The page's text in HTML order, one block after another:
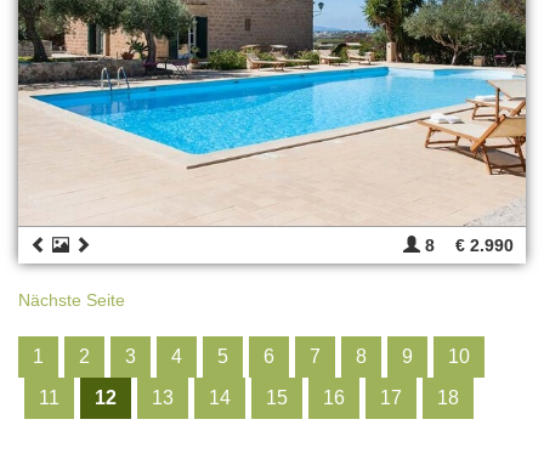
8 € 2.990
Nächste Seite
1 2 3 4 5 6 7 8 9
10
11
12 13 14 15 16 17 18